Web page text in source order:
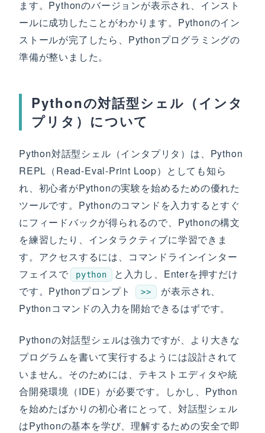
ます。Pythonのバージョンが表示され、インスト
ールに成功したことがわかります。Pythonのイン
ストールが完了したら、Pythonプログラミングの
準備が整いました。
Pythonの対話型シェル（インタ
プリタ）について
Python対話型シェル（インタプリタ）は、Python
REPL（Read-Eval-Print Loop）としても知ら
れ、初心者がPythonの実験を始めるための優れた
ツールです。Pythonのコマンドを入力するとすぐ
にフィードバックが得られるので、Pythonの構文
を練習したり、インタラクティブに学習できま
す。アクセスするには、コマンドラインインター
フェイスで
python
と入力し、Enterを押すだけ
です。Pythonプロンプト
>>
が表示され、
Pythonコマンドの入力を開始できるはずです。
Pythonの対話型シェルは強力ですが、より大きな
プログラムを書いて実行するようには設計されて
いません。そのためには、テキストエディタや統
合開発環境（IDE）が必要です。しかし、Python
を始めたばかりの初心者にとって、対話型シェル
はPythonの基本を学び、理解するための安全で即